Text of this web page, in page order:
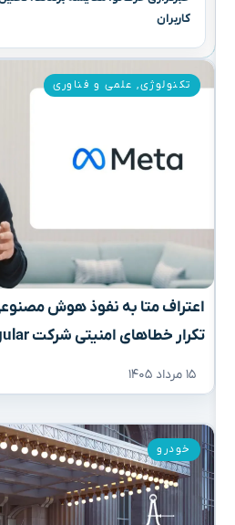
کاربران
اعتراف متا به نفوذ هوش
تکرار خطاهای امنیتی شرکت Irregular
۱۵ مرداد ۱۴۰۵
تکنولوژی, علمی و فناوری
خودرو